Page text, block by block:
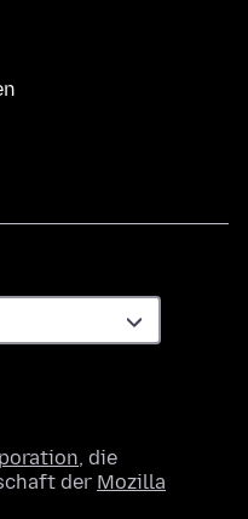
, die
der Mozilla